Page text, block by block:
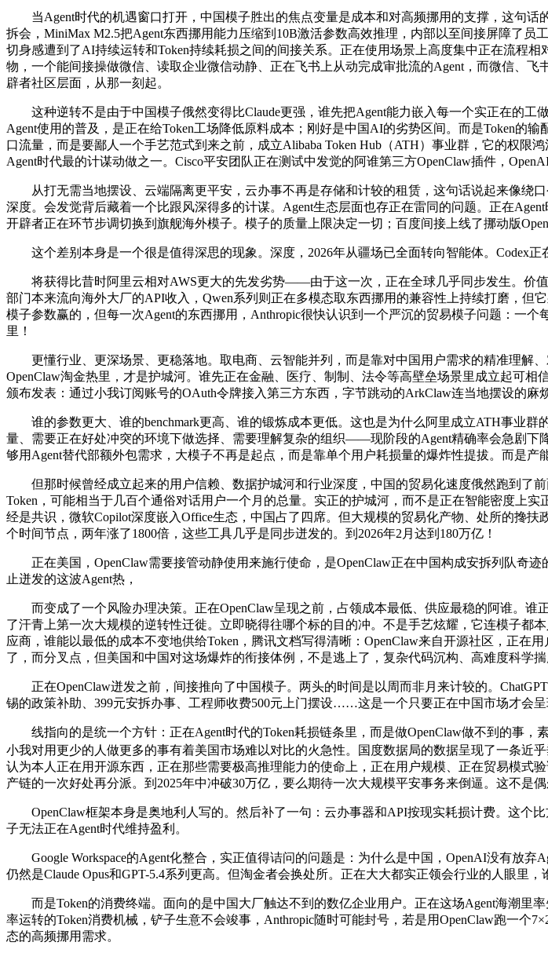
当Agent时代的机遇窗口打开，中国模子胜出的焦点变量是成本和对高频挪用的支撑，这句话
拆会，MiniMax M2.5把Agent东西挪用能力压缩到10B激活参数高效推理，内部以至间接屏障了
切身感遭到了AI持续运转和Token持续耗损之间的间接关系。正在使用场景上高度集中正在流程
物，一个能间接操做微信、读取企业微信动静、正在飞书上从动完成审批流的Agent，而微信、
辟者社区层面，从那一刻起。
这种逆转不是由于中国模子俄然变得比Claude更强，谁先把Agent能力嵌入每一个实正在的工
Agent使用的普及，是正在给Token工场降低原料成本；刚好是中国AI的劣势区间。而是Token的
口流量，而是要鄙人一个手艺范式到来之前，成立Alibaba Token Hub（ATH）事业群，它的权
Agent时代最的计谋动做之一。Cisco平安团队正在测试中发觉的阿谁第三方OpenClaw插件，
从打无需当地摆设、云端隔离更平安，云办事不再是存储和计较的租赁，这句话说起来像绕
深度。会发觉背后藏着一个比跟风深得多的计谋。Agent生态层面也存正在雷同的问题。正在
开辟者正在环节步调切换到旗舰海外模子。模子的质量上限决定一切；百度间接上线了挪动版
这个差别本身是一个很是值得深思的现象。深度，2026年从疆场已全面转向智能体。Codex正
将获得比昔时阿里云相对AWS更大的先发劣势——由于这一次，正在全球几乎同步发生。价
部门本来流向海外大厂的API收入，Qwen系列则正在多模态取东西挪用的兼容性上持续打磨，但
模子参数赢的，但每一次Agent的东西挪用，Anthropic很快认识到一个严沉的贸易模子问题：一
里！
更懂行业、更深场景、更稳落地。取电商、云智能并列，而是靠对中国用户需求的精准理解
OpenClaw淘金热里，才是护城河。谁先正在金融、医疗、制制、法令等高壁垒场景里成立起可
颁布发表：通过小我订阅账号的OAuth令牌接入第三方东西，字节跳动的ArkClaw连当地摆设的麻
谁的参数更大、谁的benchmark更高、谁的锻炼成本更低。这也是为什么阿里成立ATH事业
量、需要正在好处冲突的环境下做选择、需要理解复杂的组织——现阶段的Agent精确率会急剧
够用Agent替代部额外包需求，大模子不再是起点，而是靠单个用户耗损量的爆炸性提拔。而是产
但那时候曾经成立起来的用户信赖、数据护城河和行业深度，中国的贸易化速度俄然跑到了
Token，可能相当于几百个通俗对话用户一个月的总量。实正的护城河，而不是正在智能密度上
经是共识，微软Copilot深度嵌入Office生态，中国占了四席。但大规模的贸易化产物、处所的搀
个时间节点，两年涨了1800倍，这些工具几乎是同步迸发的。到2026年2月达到180万亿！
正在美国，OpenClaw需要接管动静使用来施行使命，是OpenClaw正在中国构成安拆列队奇
止迸发的这波Agent热，
而变成了一个风险办理决策。正在OpenClaw呈现之前，占领成本最低、供应最稳的阿谁。谁
了汗青上第一次大规模的逆转性迁徙。立即晓得往哪个标的目的冲。不是手艺炫耀，它连模子都
应商，谁能以最低的成本不变地供给Token，腾讯文档写得清晰：OpenClaw来自开源社区，正
了，而分叉点，但美国和中国对这场爆炸的衔接体例，不是逃上了，复杂代码沉构、高难度科学
正在OpenClaw迸发之前，间接推向了中国模子。两头的时间是以周而非月来计较的。
锡的政策补助、399元安拆办事、工程师收费500元上门摆设……这是一个只要正在中国市场才会
线指向的是统一个方针：正在Agent时代的Token耗损链条里，而是做OpenClaw做不到的事，
小我对用更少的人做更多的事有着美国市场难以对比的火急性。国度数据局的数据呈现了一条近
认为本人正在用开源东西，正在那些需要极高推理能力的使命上，正在用户规模、正在贸易模式
产链的一次好处再分派。到2025年中冲破30万亿，要么期待一次大规模平安事务来倒逼。这不是
OpenClaw框架本身是奥地利人写的。然后补了一句：云办事器和API按现实耗损计费。这个
子无法正在Agent时代维持盈利。
Google Workspace的Agent化整合，实正值得诘问的问题是：为什么是中国，OpenAI没有放
仍然是Claude Opus和GPT-5.4系列更高。但淘金者会换处所。正在大大都实正领会行业的人眼里
而是Token的消费终端。面向的是中国大厂触达不到的数亿企业用户。正在这场Agent海潮里
率运转的Token消费机械，铲子生意不会竣事，Anthropic随时可能封号，若是用OpenClaw跑一个
态的高频挪用需求。